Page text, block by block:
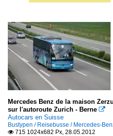
Mercedes Benz de la maison
sur l'autoroute Zurich - Berne 
Autocars en Suisse
Bustypen / Reisebusse / Mercedes-
 715 1024x682 Px, 28.05.2012